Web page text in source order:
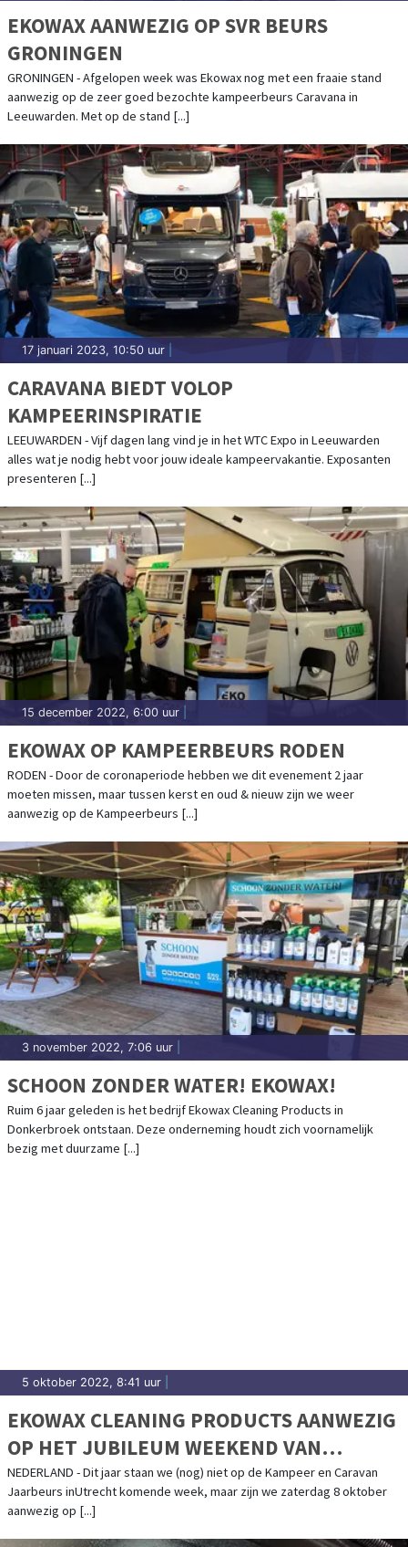
EKOWAX AANWEZIG OP SVR BEURS
GRONINGEN
GRONINGEN - Afgelopen week was Ekowax nog met een fraaie stand
aanwezig op de zeer goed bezochte kampeerbeurs Caravana in
Leeuwarden. Met op de stand [...]
17 januari 2023, 10:50 uur
CARAVANA BIEDT VOLOP
KAMPEERINSPIRATIE
LEEUWARDEN - Vijf dagen lang vind je in het WTC Expo in Leeuwarden
alles wat je nodig hebt voor jouw ideale kampeervakantie. Exposanten
presenteren [...]
15 december 2022, 6:00 uur
EKOWAX OP KAMPEERBEURS RODEN
RODEN - Door de coronaperiode hebben we dit evenement 2 jaar
moeten missen, maar tussen kerst en oud & nieuw zijn we weer
aanwezig op de Kampeerbeurs [...]
3 november 2022, 7:06 uur
SCHOON ZONDER WATER! EKOWAX!
Ruim 6 jaar geleden is het bedrijf Ekowax Cleaning Products in
Donkerbroek ontstaan. Deze onderneming houdt zich voornamelijk
bezig met duurzame [...]
5 oktober 2022, 8:41 uur
EKOWAX CLEANING PRODUCTS AANWEZIG
OP HET JUBILEUM WEEKEND VAN
CAMPERCLUBNEDERLAND
NEDERLAND - Dit jaar staan we (nog) niet op de Kampeer en Caravan
Jaarbeurs inUtrecht komende week, maar zijn we zaterdag 8 oktober
aanwezig op [...]